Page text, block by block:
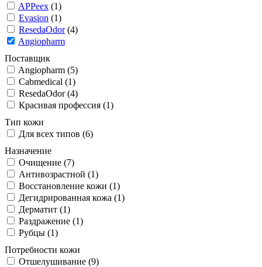
APPeex (1)
Evasion (1)
ResedaOdor(4)
Angiopharm
Поставщик
Angiopharm (5)
Cabmedical (1)
ResedaOdor (4)
Красивая профессия (1)
Тип кожи
Для всех типов (6)
Назначение
Очищение (7)
Антивозрастной (1)
Восстановление кожи (1)
Дегидрированная кожа (1)
Дерматит (1)
Раздражение (1)
Рубцы (1)
Потребности кожи
Отшелушивание (9)